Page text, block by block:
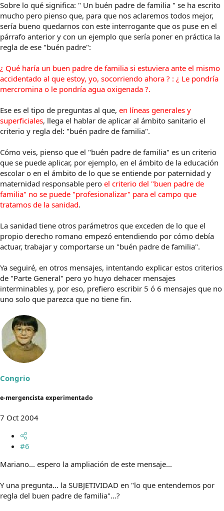
Sobre lo qué significa: " Un buén padre de familia " se ha escrito
mucho pero pienso que, para que nos aclaremos todos mejor,
sería bueno quedarnos con este interrogante que os puse en el
párrafo anterior y con un ejemplo que sería poner en práctica la
regla de ese "buén padre":
¿ Qué haría un buen padre de familia si estuviera ante el mismo
accidentado al que estoy, yo, socorriendo ahora ? : ¿ Le pondría
mercromina o le pondría agua oxigenada ?.
Ese es el tipo de preguntas al que, en líneas generales y
superficiales, llega el hablar de aplicar al ámbito sanitario el
criterio y regla del: "buén padre de familia".
Cómo veis, pienso que el "buén padre de familia" es un criterio
que se puede aplicar, por ejemplo, en el ámbito de la educación
escolar o en el ámbito de lo que se entiende por paternidad y
maternidad responsable pero el criterio del "buen padre de
familia" no se puede "profesionalizar" para el campo que
tratamos de la sanidad.
La sanidad tiene otros parámetros que exceden de lo que el
propio derecho romano empezó entendiendo por cómo debía
actuar, trabajar y comportarse un "buén padre de familia".
Ya seguiré, en otros mensajes, intentando explicar estos criterios
de "Parte General" pero yo huyo dehacer mensajes
interminables y, por eso, prefiero escribir 5 ó 6 mensajes que no
uno solo que parezca que no tiene fin.
Congrio
e-mergencista experimentado
7 Oct 2004
#6
Mariano... espero la ampliación de este mensaje...
Y una pregunta... la SUBJETIVIDAD en "lo que entendemos por
regla del buen padre de familia"...?